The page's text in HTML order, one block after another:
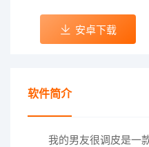
安卓下载
软件简介
我的男友很调皮是一